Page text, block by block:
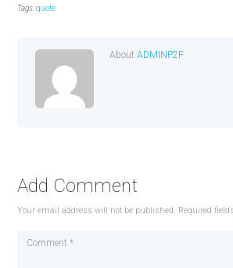
Tags:quote
About ADMINP2F
Add Comment
Your email address will not be published. Required